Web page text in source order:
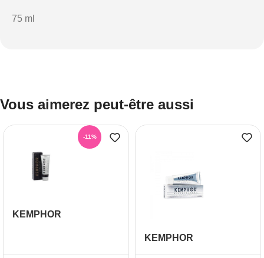
75 ml
Vous aimerez peut-être aussi
-11%
KEMPHOR
KEMPHOR